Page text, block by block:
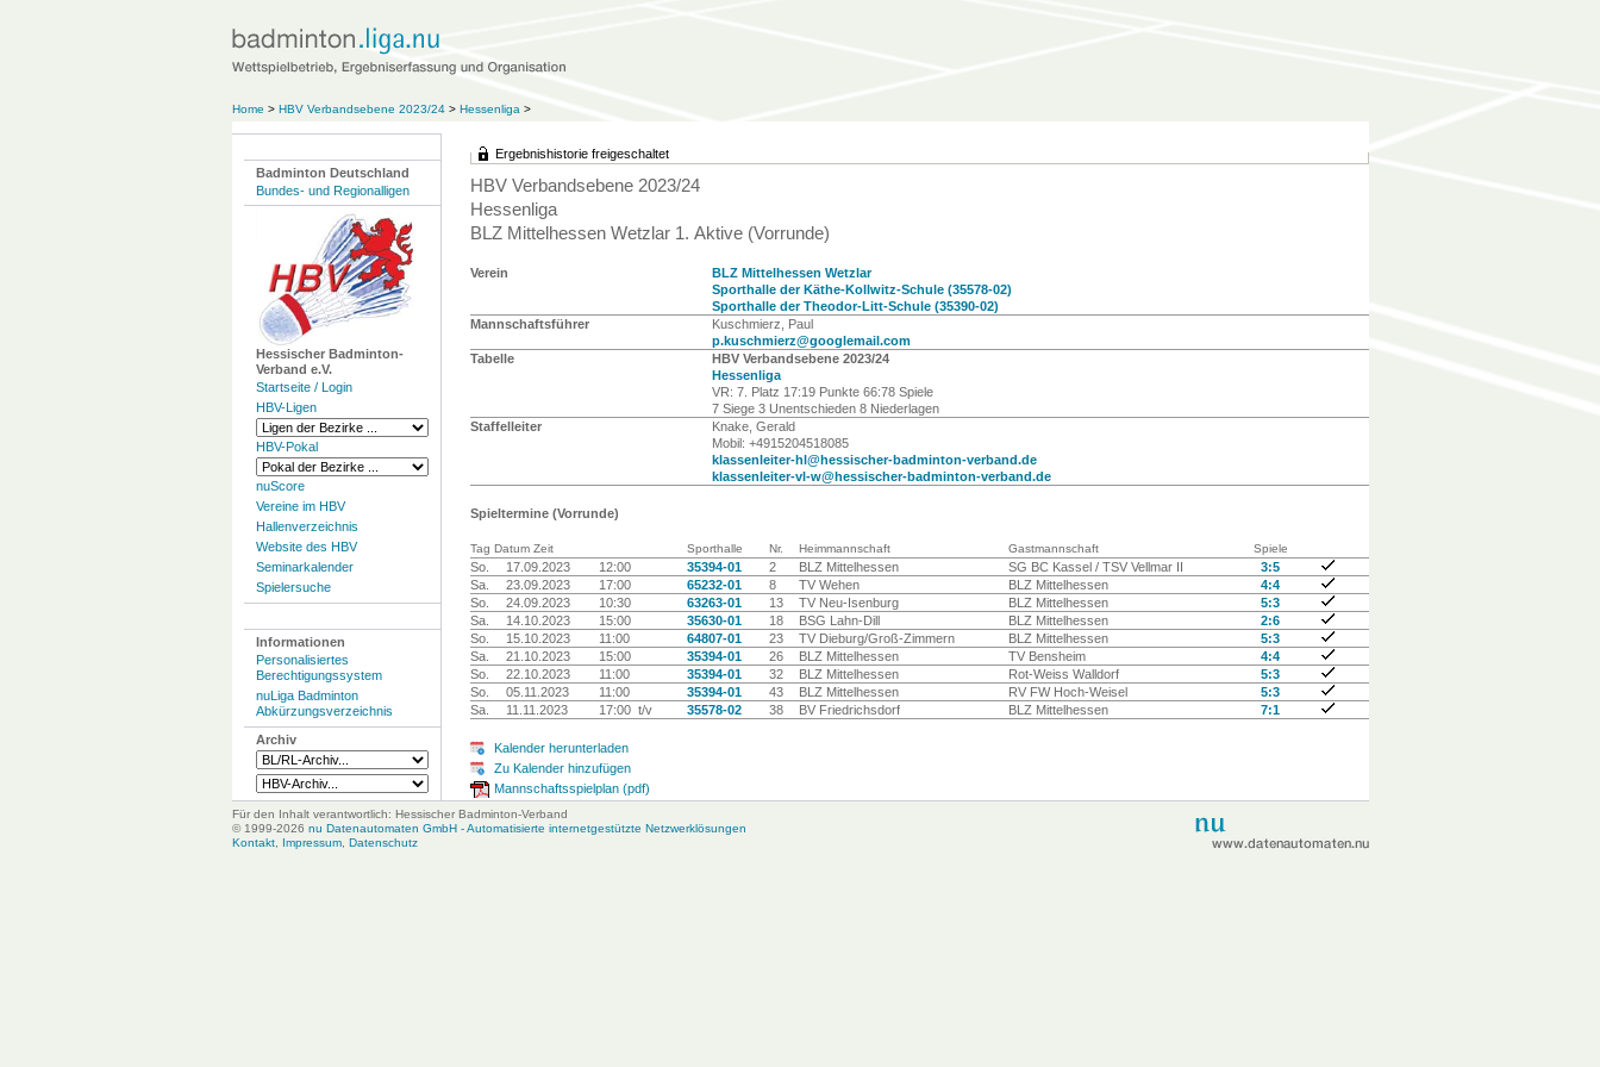
Home > HBV Verbandsebene 2023/24> Hessenliga >
Badminton Deutschland
Bundes- und Regionalligen
Hessischer Badminton-
Verband e.V.
Startseite / Login
HBV-Ligen
HBV-Pokal
nuScore
Vereine im HBV
Hallenverzeichnis
Website des HBV
Seminarkalender
Spielersuche
Informationen
Personalisiertes
Berechtigungssystem
nuLiga Badminton
Abkürzungsverzeichnis
Archiv
Ergebnishistorie freigeschaltet
HBV Verbandsebene 2023/24
Hessenliga
BLZ Mittelhessen Wetzlar 1. Aktive (Vorrunde)
Verein
BLZ Mittelhessen Wetzlar
Sporthalle der Käthe-Kollwitz-Schule (35578-02)
Sporthalle der Theodor-Litt-Schule (35390-02)
Mannschaftsführer
Kuschmierz, Paul
p.kuschmierz@googlemail.com
Tabelle
HBV Verbandsebene 2023/24
Hessenliga
VR: 7. Platz 17:19 Punkte 66:78 Spiele
7 Siege 3 Unentschieden 8 Niederlagen
Staffelleiter
Knake, Gerald
Mobil: +4915204518085
klassenleiter-hl@hessischer-badminton-verband.de
klassenleiter-vl-w@hessischer-badminton-verband.de
Spieltermine (Vorrunde)
Tag Datum Zeit Sporthalle Nr. Heimmannschaft Gastmannschaft Spiele
So. 17.09.2023 12:00 35394-01 2 BLZ Mittelhessen SG BC Kassel / TSV Vellmar II
3:5
Sa.
23.09.2023 17:00 65232-01 8 TV Wehen BLZ Mittelhessen
4:4
So.
24.09.2023 10:30 63263-01 13 TV Neu-Isenburg BLZ Mittelhessen
5:3
Sa.
14.10.2023 15:00 35630-01 18 BSG Lahn-Dill BLZ Mittelhessen
2:6
So.
15.10.2023 11:00 64807-01 23 TV Dieburg/Groß-Zimmern BLZ Mittelhessen
5:3
Sa.
21.10.2023 15:00 35394-01 26 BLZ Mittelhessen TV Bensheim
4:4
So.
22.10.2023 11:00 35394-01 32 BLZ Mittelhessen Rot-Weiss Walldorf
5:3
So.
05.11.2023 11:00 35394-01 43 BLZ Mittelhessen RV FW Hoch-Weisel
5:3
Sa.
11.11.2023 17:00 t/v 35578-02 38 BV Friedrichsdorf BLZ Mittelhessen 7:1
Kalender herunterladen
Zu Kalender hinzufügen
Mannschaftsspielplan (pdf)
Für den Inhalt verantwortlich: Hessischer Badminton-Verband
© 1999-2026 nu Datenautomaten GmbH - Automatisierte internetgestützte Netzwerklösungen
Kontakt, Impressum, Datenschutz